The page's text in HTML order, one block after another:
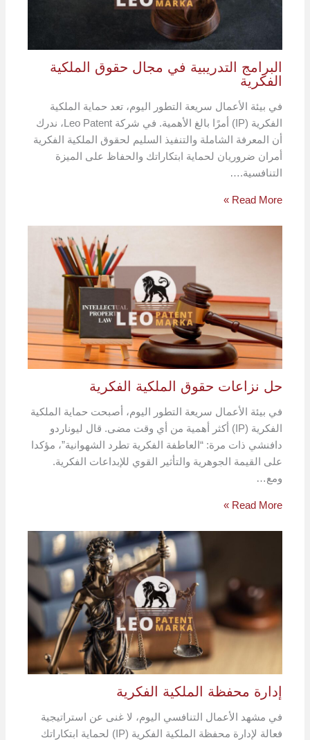
البرامج التدريبية في مجال حقوق الملكية
الفكرية
في بيئة الأعمال سريعة التطور اليوم، تعد حماية الملكية
الفكرية (IP) أمرًا بالغ الأهمية. في شركة Leo Patent، ندرك
أن المعرفة الشاملة والتنفيذ السليم لحقوق الملكية الفكرية
أمران ضروريان لحماية ابتكاراتك والحفاظ على الميزة
التنافسية.…
Read More »
حل نزاعات حقوق الملكية الفكرية
في بيئة الأعمال سريعة التطور اليوم، أصبحت حماية الملكية
الفكرية (IP) أكثر أهمية من أي وقت مضى. قال ليوناردو
دافنشي ذات مرة: “العاطفة الفكرية تطرد الشهوانية”، مؤكدا
على القيمة الجوهرية والتأثير القوي للإبداعات الفكرية.
ومع…
Read More »
إدارة محفظة الملكية الفكرية
في مشهد الأعمال التنافسي اليوم، لا غنى عن استراتيجية
فعالة لإدارة محفظة الملكية الفكرية (IP) لحماية ابتكاراتك